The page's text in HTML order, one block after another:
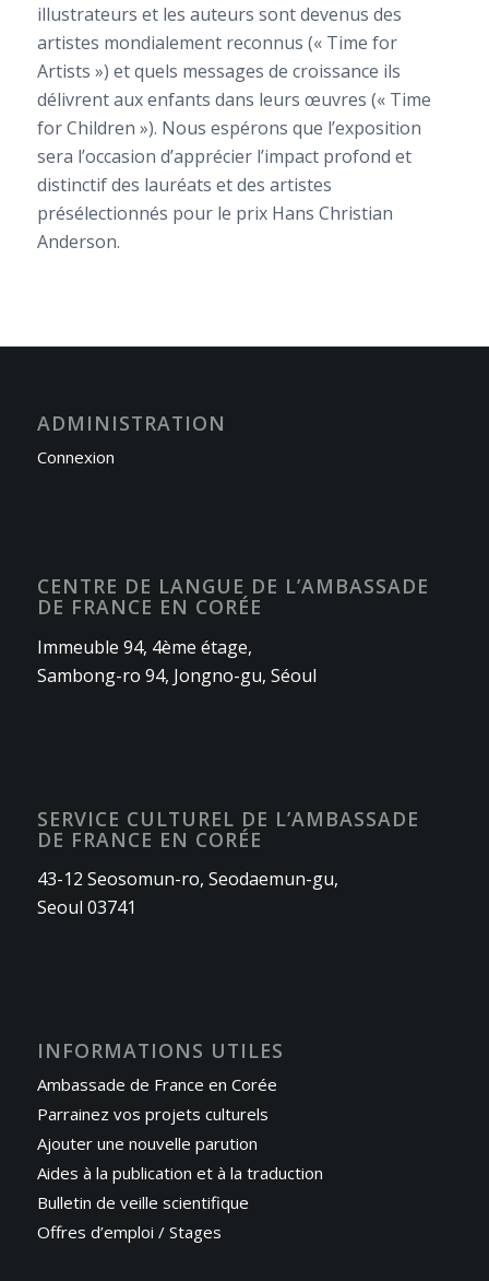
illustrateurs et les auteurs sont devenus des
artistes mondialement reconnus (« Time for
Artists ») et quels messages de croissance ils
délivrent aux enfants dans leurs œuvres (« Time
for Children »). Nous espérons que l’exposition
sera l’occasion d’apprécier l’impact profond et
distinctif des lauréats et des artistes
présélectionnés pour le prix Hans Christian
Anderson.
ADMINISTRATION
Connexion
CENTRE DE LANGUE DE L’AMBASSADE
DE FRANCE EN CORÉE
Immeuble 94, 4ème étage,
Sambong-ro 94, Jongno-gu, Séoul
SERVICE CULTUREL DE L’AMBASSADE
DE FRANCE EN CORÉE
43-12 Seosomun-ro, Seodaemun-gu,
Seoul 03741
INFORMATIONS UTILES
Ambassade de France en Corée
Parrainez vos projets culturels
Ajouter une nouvelle parution
Aides à la publication et à la traduction
Bulletin de veille scientifique
Offres d’emploi / Stages